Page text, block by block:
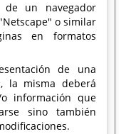
de un navegador
o similar
en formatos
de una
la misma deberá
información que
sino también